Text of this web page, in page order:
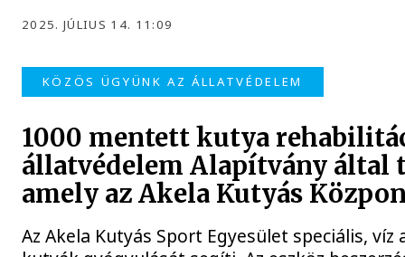
2025. JÚLIUS 14. 11:09
KÖZÖS ÜGYÜNK AZ ÁLLATVÉDELEM
1000 mentett kutya
állatvédelem Alapítvány által
amely az Akela Kutyás
Az Akela Kutyás Sport Egyesület speciális,